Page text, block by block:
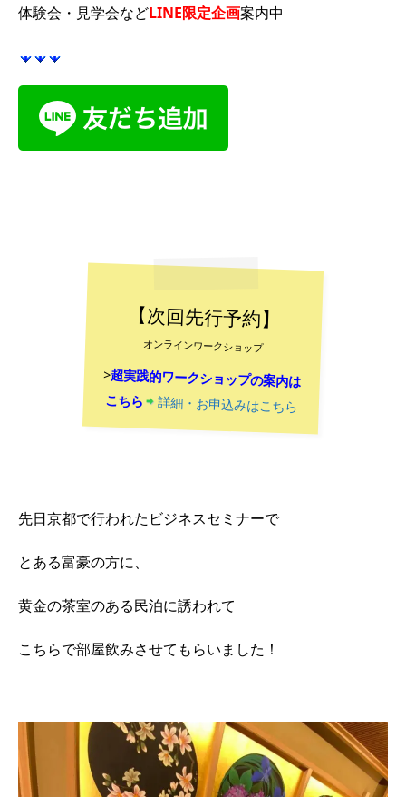
体験会・見学会などLINE限定企画案内中
【次回先行予約】
オンラインワークショップ
>超実践的ワークショップの案内は
こちら 詳細・お申込みはこちら
先日京都で行われたビジネスセミナーで
とある富豪の方に、
黄金の茶室のある民泊に誘われて
こちらで部屋飲みさせてもらいました！